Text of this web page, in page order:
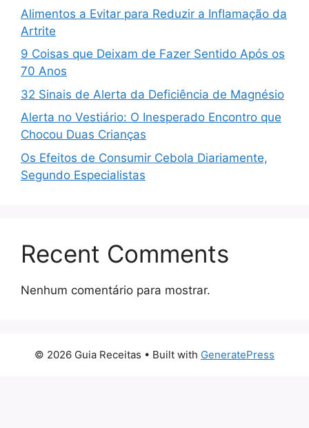
Alimentos a Evitar para Reduzir a Inflamação da
Artrite
9 Coisas que Deixam de Fazer Sentido Após os
70 Anos
32 Sinais de Alerta da Deficiência de Magnésio
Alerta no Vestiário: O Inesperado Encontro que
Chocou Duas Crianças
Os Efeitos de Consumir Cebola Diariamente,
Segundo Especialistas
Recent Comments
Nenhum comentário para mostrar.
© 2026 Guia Receitas • Built with GeneratePress